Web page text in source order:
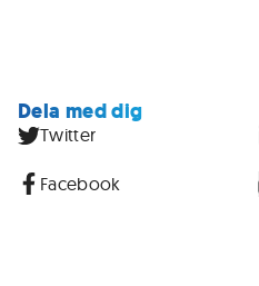
Dela med dig
Twitter
Facebook